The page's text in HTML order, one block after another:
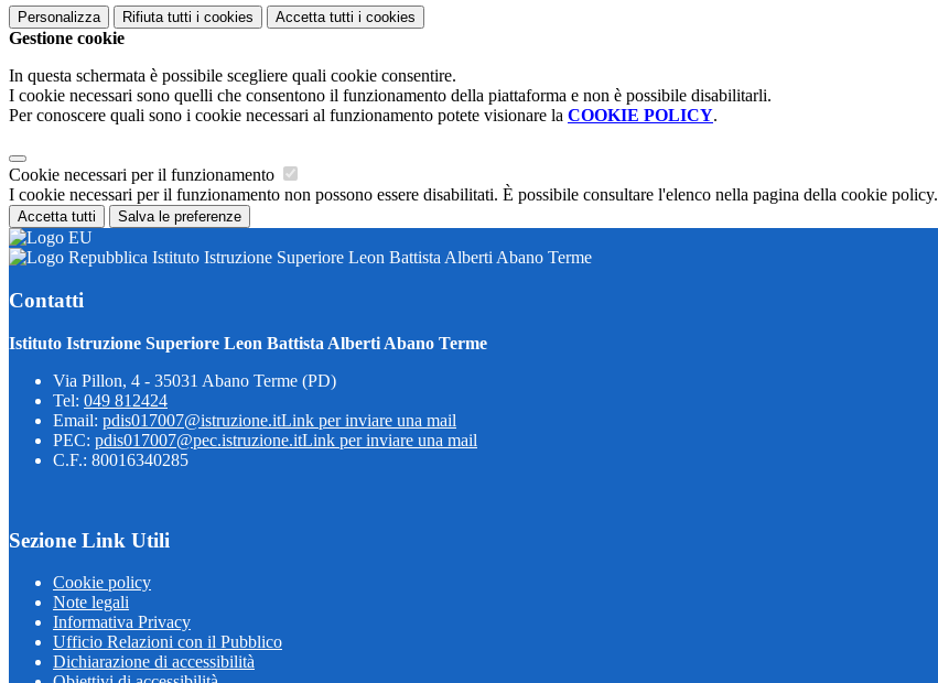
Personalizza Rifiuta tutti i cookies Accetta tutti i cookies
Gestione cookie
In questa schermata è possibile scegliere quali cookie consentire.
I cookie necessari sono quelli che consentono il funzionamento della piattaforma e non è possibile disabilitarli.
Per conoscere quali sono i cookie necessari al funzionamento potete visionare la COOKIE POLICY.
Cookie necessari per il funzionamento
I cookie necessari per il funzionamento non possono essere disabilitati. È possibile consultare l'elenco nella pagina della cookie policy.
Accetta tutti Salva le preferenze
Istituto Istruzione Superiore Leon Battista Alberti Abano Terme
Contatti
Istituto Istruzione Superiore Leon Battista Alberti Abano Terme
Via Pillon, 4 - 35031 Abano Terme (PD)
Tel: 049 812424
Email: pdis017007@istruzione.itLink per inviare una mail
PEC: pdis017007@pec.istruzione.itLink per inviare una mail
C.F.: 80016340285
Sezione Link Utili
Cookie policy
Note legali
Informativa Privacy
Ufficio Relazioni con il Pubblico
Dichiarazione di accessibilità